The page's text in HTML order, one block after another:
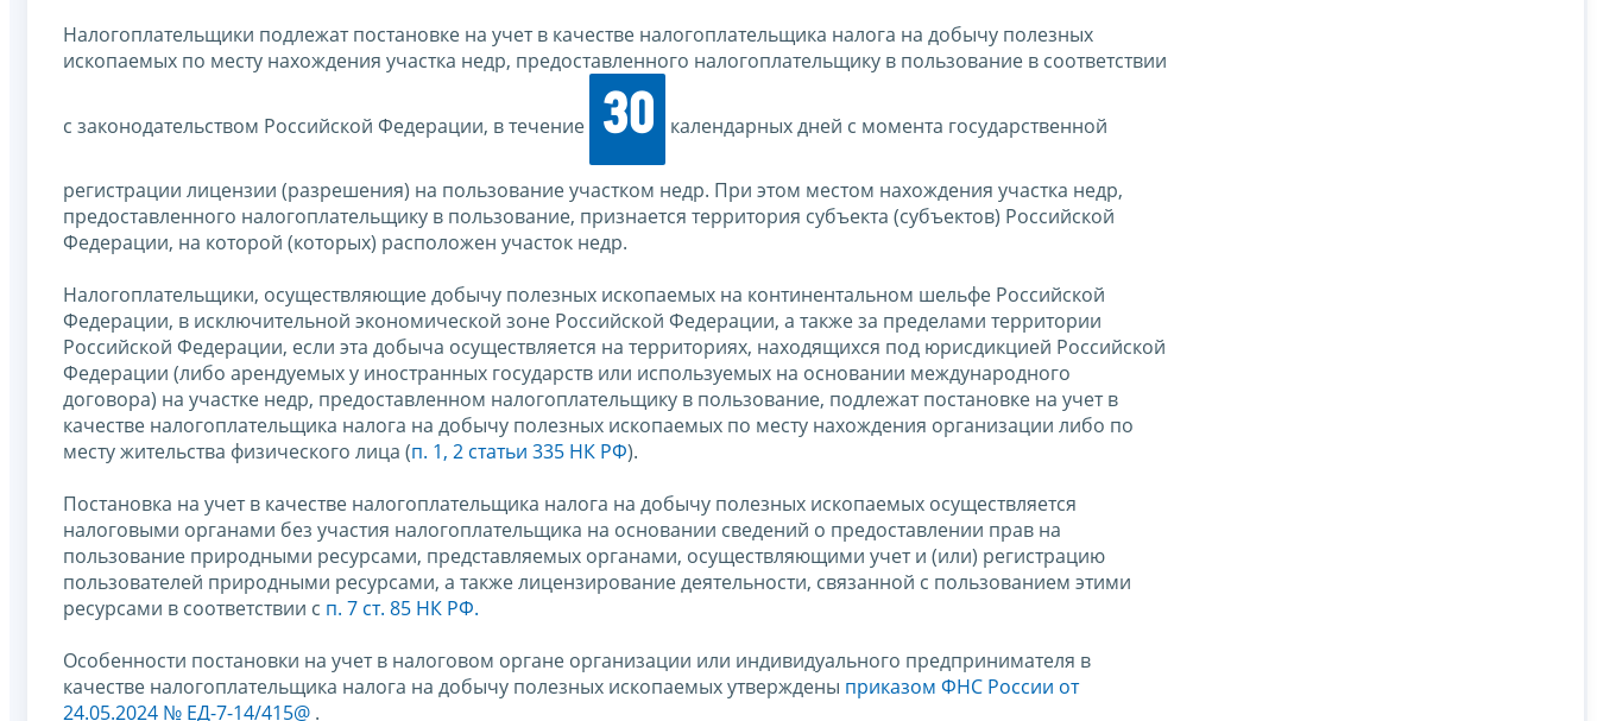
Налогоплательщики подлежат постановке на учет в качестве налогоплательщика налога на добычу полезных
ископаемых по месту нахождения участка недр, предоставленного налогоплательщику в пользование в соответствии
с законодательством Российской Федерации, в течение 30 календарных дней с момента государственной
регистрации лицензии (разрешения) на пользование участком недр. При этом местом нахождения участка недр,
предоставленного налогоплательщику в пользование, признается территория субъекта (субъектов) Российской
Федерации, на которой (которых) расположен участок недр.
Налогоплательщики, осуществляющие добычу полезных ископаемых на континентальном шельфе Российской
Федерации, в исключительной экономической зоне Российской Федерации, а также за пределами территории
Российской Федерации, если эта добыча осуществляется на территориях, находящихся под юрисдикцией Российской
Федерации (либо арендуемых у иностранных государств или используемых на основании международного
договора) на участке недр, предоставленном налогоплательщику в пользование, подлежат постановке на учет в
качестве налогоплательщика налога на добычу полезных ископаемых по месту нахождения организации либо по
месту жительства физического лица (п. 1, 2 статьи 335 НК РФ).
Постановка на учет в качестве налогоплательщика налога на добычу полезных ископаемых осуществляется
налоговыми органами без участия налогоплательщика на основании сведений о предоставлении прав на
пользование природными ресурсами, представляемых органами, осуществляющими учет и (или) регистрацию
пользователей природными ресурсами, а также лицензирование деятельности, связанной с пользованием этими
ресурсами в соответствии с п. 7 ст. 85 НК РФ.
Особенности постановки на учет в налоговом органе организации или индивидуального предпринимателя в
качестве налогоплательщика налога на добычу полезных ископаемых утверждены приказом ФНС России от
24.05.2024 № ЕД-7-14/415@ .